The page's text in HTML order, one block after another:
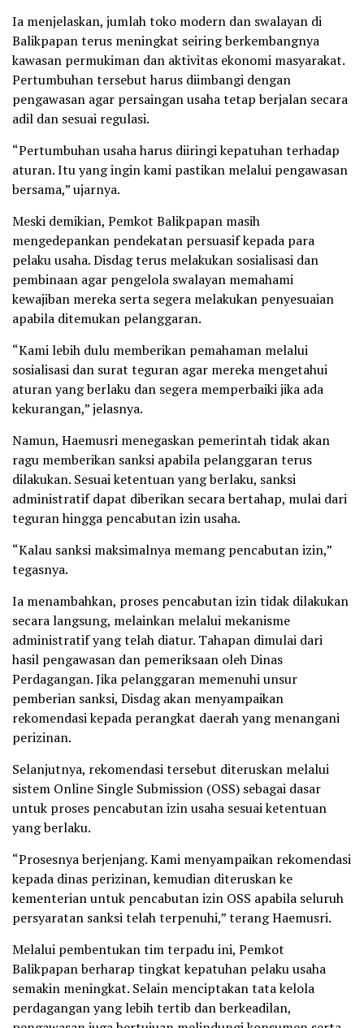
Ia menjelaskan, jumlah toko modern dan swalayan di
Balikpapan terus meningkat seiring berkembangnya
kawasan permukiman dan aktivitas ekonomi masyarakat.
Pertumbuhan tersebut harus diimbangi dengan
pengawasan agar persaingan usaha tetap berjalan secara
adil dan sesuai regulasi.
“Pertumbuhan usaha harus diiringi kepatuhan terhadap
aturan. Itu yang ingin kami pastikan melalui pengawasan
bersama,” ujarnya.
Meski demikian, Pemkot Balikpapan masih
mengedepankan pendekatan persuasif kepada para
pelaku usaha. Disdag terus melakukan sosialisasi dan
pembinaan agar pengelola swalayan memahami
kewajiban mereka serta segera melakukan penyesuaian
apabila ditemukan pelanggaran.
“Kami lebih dulu memberikan pemahaman melalui
sosialisasi dan surat teguran agar mereka mengetahui
aturan yang berlaku dan segera memperbaiki jika ada
kekurangan,” jelasnya.
Namun, Haemusri menegaskan pemerintah tidak akan
ragu memberikan sanksi apabila pelanggaran terus
dilakukan. Sesuai ketentuan yang berlaku, sanksi
administratif dapat diberikan secara bertahap, mulai dari
teguran hingga pencabutan izin usaha.
“Kalau sanksi maksimalnya memang pencabutan izin,”
tegasnya.
Ia menambahkan, proses pencabutan izin tidak dilakukan
secara langsung, melainkan melalui mekanisme
administratif yang telah diatur. Tahapan dimulai dari
hasil pengawasan dan pemeriksaan oleh Dinas
Perdagangan. Jika pelanggaran memenuhi unsur
pemberian sanksi, Disdag akan menyampaikan
rekomendasi kepada perangkat daerah yang menangani
perizinan.
Selanjutnya, rekomendasi tersebut diteruskan melalui
sistem Online Single Submission (OSS) sebagai dasar
untuk proses pencabutan izin usaha sesuai ketentuan
yang berlaku.
“Prosesnya berjenjang. Kami menyampaikan rekomendasi
kepada dinas perizinan, kemudian diteruskan ke
kementerian untuk pencabutan izin OSS apabila seluruh
persyaratan sanksi telah terpenuhi,” terang Haemusri.
Melalui pembentukan tim terpadu ini, Pemkot
Balikpapan berharap tingkat kepatuhan pelaku usaha
semakin meningkat. Selain menciptakan tata kelola
perdagangan yang lebih tertib dan berkeadilan,